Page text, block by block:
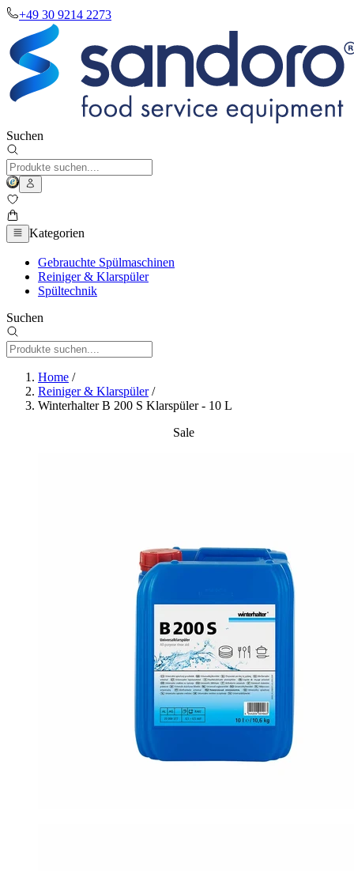
+49 30 9214 2273
Suchen
Kategorien
Gebrauchte Spülmaschinen
Reiniger & Klarspüler
Spültechnik
Suchen
Home /
Reiniger & Klarspüler/
Winterhalter B 200 S Klarspüler - 10 L
Sale